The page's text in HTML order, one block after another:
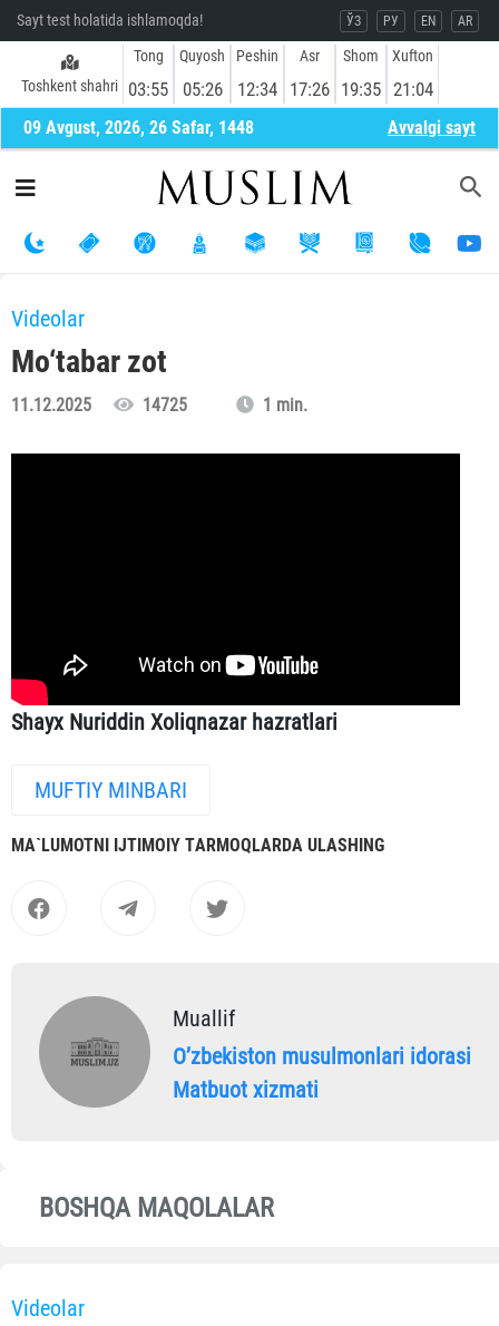
Sayt test holatida ishlamoqda! ЎЗ РУ EN AR
Toshkent shahri
Tong
03:55
Quyosh
05:26
Peshin
12:34
Asr
17:26
Shom
19:35
Xufton
21:04
09 Avgust, 2026, 26 Safar, 1448 Avvalgi sayt
Videolar
Mo‘tabar zot
11.12.2025 14725 1 min.
Shayx Nuriddin Xoliqnazar hazratlari
MUFTIY MINBARI
MА`LUMOTNI IJTIMOIY TАRMOQLАRDА ULАSHING
Muallif
Oʼzbekiston musulmonlari idorasi
Matbuot xizmati
BOSHQA MAQOLALAR
Videolar